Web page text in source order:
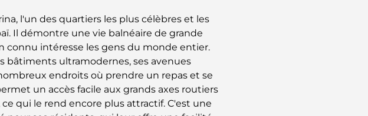
l'un des quartiers les plus célèbres et les
Il démontre une vie balnéaire de grande
connu intéresse les gens du monde entier.
bâtiments ultramodernes, ses avenues
endroits où prendre un repas et se
un accès facile aux grands axes routiers
qui le rend encore plus attractif. C'est une